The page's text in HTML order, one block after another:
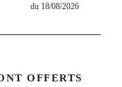
du 18/08/2026
OFFERTS